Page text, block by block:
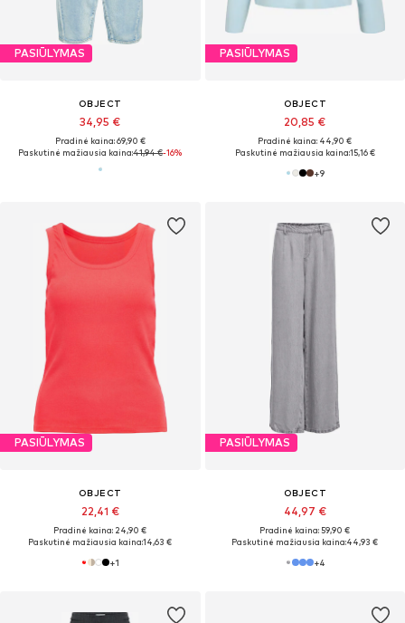
PASIŪLYMAS
OBJECT
34,95 €
Pradinė kaina: 69,90 €
Paskutinė mažiausia kaina:41,94 €-16%
PASIŪLYMAS
OBJECT
20,85 €
Pradinė kaina: 44,90 €
Paskutinė mažiausia kaina:15,16 €
+9
PASIŪLYMAS
OBJECT
22,41 €
Pradinė kaina: 24,90 €
Paskutinė mažiausia kaina:14,63 €
+1
PASIŪLYMAS
OBJECT
44,97 €
Pradinė kaina: 59,90 €
Paskutinė mažiausia kaina:44,93 €
+4